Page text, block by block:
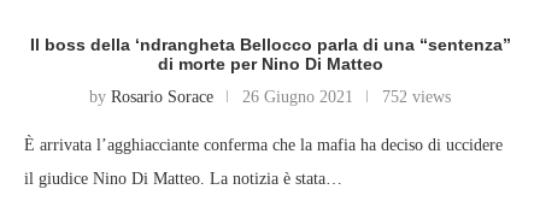
Il boss della ‘ndrangheta Bellocco parla di una “sentenza”
di morte per Nino Di Matteo
by Rosario Sorace 26 Giugno 2021 752 views
È arrivata l’agghiacciante conferma che la mafia ha deciso di uccidere
il giudice Nino Di Matteo. La notizia è stata…